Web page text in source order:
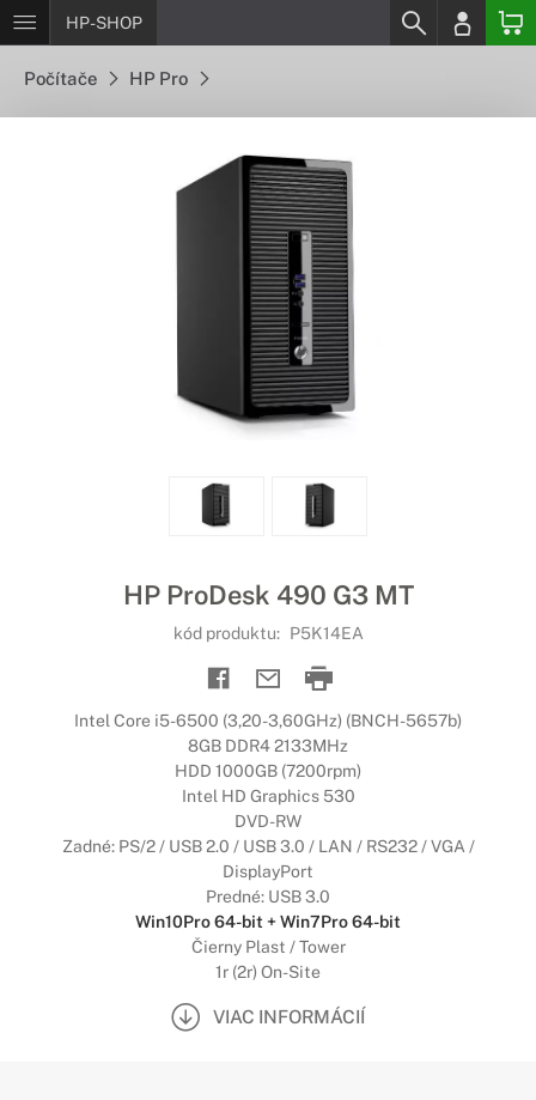
HP-SHOP
Počítače HP Pro
HP ProDesk 490 G3 MT
kód produktu: P5K14EA
Intel Core i5-6500 (3,20-3,60GHz) (BNCH-5657b)
8GB DDR4 2133MHz
HDD 1000GB (7200rpm)
Intel HD Graphics 530
DVD-RW
Zadné: PS/2 / USB 2.0 / USB 3.0 / LAN / RS232 / VGA /
DisplayPort
Predné: USB 3.0
Win10Pro 64-bit + Win7Pro 64-bit
Čierny Plast / Tower
1r (2r) On-Site
VIAC INFORMÁCIÍ